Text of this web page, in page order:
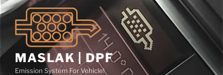
İçeriğe
geç
MASLAK | DPF
Emission System For Vehicle!